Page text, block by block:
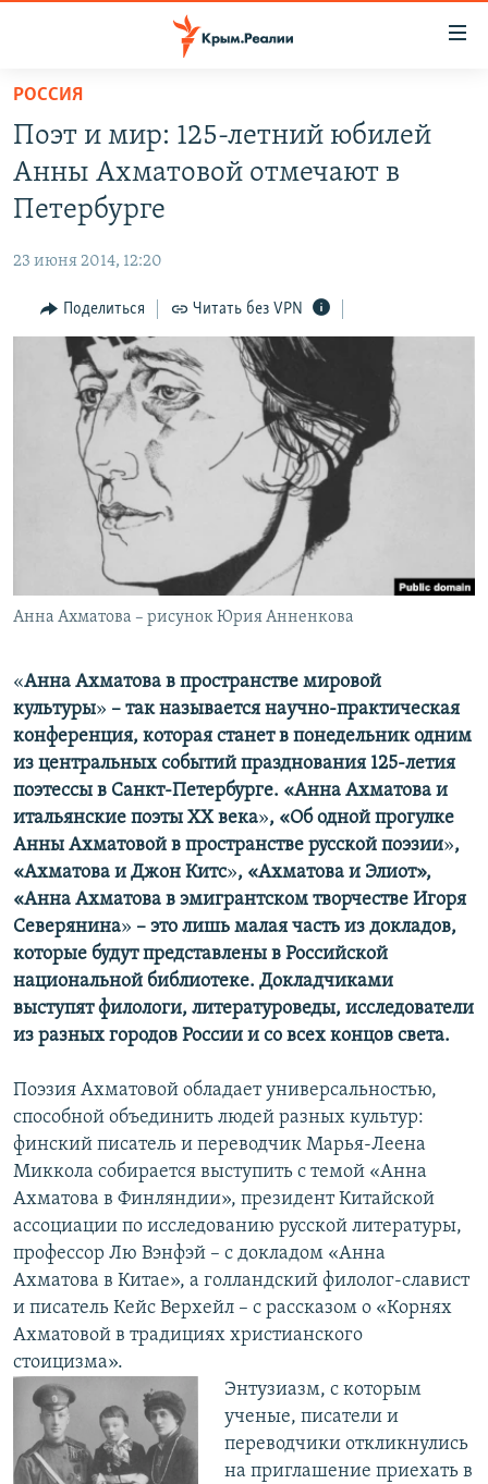
Вернуться
основному
содержанию
Вернутся
главной
Вернутся
СПЕЦПРОЕКТЫ
11 ЛЕТ ОККУПАЦИИ КРЫМА. 11 ИСТОРИЙ СОПРОТИВЛЕНИЯ
ВОДА
ЕЩЕ
ИНТЕРАКТИВ
ИНФОГРАФИКА
ТЕЛЕПРОЕКТ КРЫМ.РЕАЛИИ
СОВЕТЫ ПРАВОЗАЩИТНИКОВ
ПРОПАВШИЕ БЕЗ ВЕСТИ
ПОБЕДИТЕЛЕЙ НЕ СУДЯТ?
КРЫМ.НЕПОКОРЕННЫЙ
УКРАИНСКАЯ ПРОБЛЕМА КРЫМА
РАДІО СВОБОДА
КАК ОБОЙТИ БЛОКИРОВКУ
Українською
Qırımtatar
ПРИСОЕДИНЯЙТЕСЬ!
РОССИЯ
Поэт и мир: 125-летний юбилей
Анны Ахматовой отмечают в
Петербурге
23 июня 2014, 12:20
Поделиться Читать без VPN
Анна Ахматова – рисунок Юрия Анненкова
«Анна Ахматова в пространстве мировой
культуры» – так называется научно-практическая
конференция, которая станет в понедельник одним
из центральных событий празднования 125-летия
поэтессы в Санкт-Петербурге. «Анна Ахматова и
итальянские поэты ХХ века», «Об одной прогулке
Анны Ахматовой в пространстве русской поэзии»,
«Ахматова и Джон Китс», «Ахматова и Элиот»,
«Анна Ахматова в эмигрантском творчестве Игоря
Северянина» – это лишь малая часть из докладов,
которые будут представлены в Российской
национальной библиотеке. Докладчиками
выступят филологи, литературоведы, исследователи
из разных городов России и со всех концов света.
Поэзия Ахматовой обладает универсальностью,
способной объединить людей разных культур:
финский писатель и переводчик Марья-Леена
Миккола собирается выступить с темой «Анна
Ахматова в Финляндии», президент Китайской
ассоциации по исследованию русской литературы,
профессор Лю Вэнфэй – с докладом «Анна
Ахматова в Китае», а голландский филолог-славист
и писатель Кейс Верхейл – с рассказом о «Корнях
Ахматовой в традициях христианского
стоицизма».
Энтузиазм, с которым
ученые, писатели и
переводчики откликнулись
на приглашение приехать в